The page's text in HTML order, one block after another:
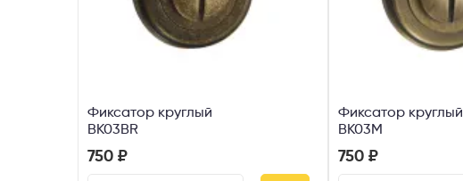
Фиксатор круглый
ВК03BR
750 ₽
Фиксатор круглый
ВК03М
750 ₽